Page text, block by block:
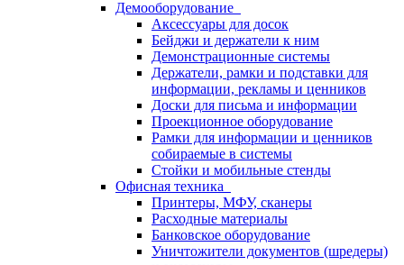
Демооборудование
Аксессуары для досок
Бейджи и держатели к ним
Демонстрационные системы
Держатели, рамки и подставки для
информации, рекламы и ценников
Доски для письма и информации
Проекционное оборудование
Рамки для информации и ценников
собираемые в системы
Стойки и мобильные стенды
Офисная техника
Принтеры, МФУ, сканеры
Расходные материалы
Банковское оборудование
Уничтожители документов (шредеры)